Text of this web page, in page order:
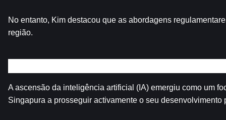
No entanto, Kim destacou que as abordagens
região.
A ascensão da inteligência artificial (IA) emergiu como um
Singapura a prosseguir activamente o seu